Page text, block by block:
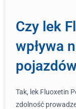
Czy lek
wpływa
Tak, lek Fluoxetin
zdolność